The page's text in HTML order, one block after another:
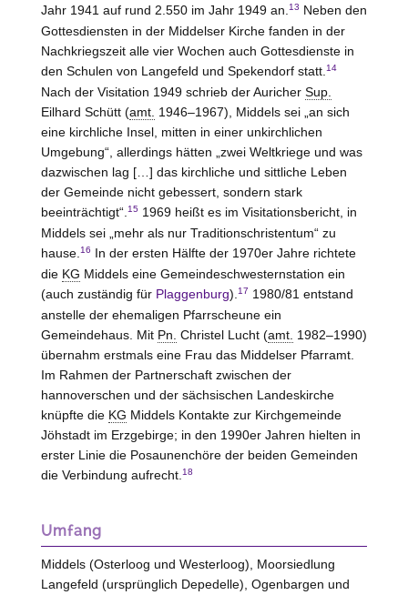
Jahr 1941 auf rund 2.550 im Jahr 1949 an.13 Neben den
Gottesdiensten in der Middelser Kirche fanden in der
Nachkriegszeit alle vier Wochen auch Gottesdienste in
den Schulen von Langefeld und Spekendorf statt.14
Nach der Visitation 1949 schrieb der Auricher Sup.
Eilhard Schütt (amt. 1946–1967), Middels sei „an sich
eine kirchliche Insel, mitten in einer unkirchlichen
Umgebung“, allerdings hätten „zwei Weltkriege und was
dazwischen lag […] das kirchliche und sittliche Leben
der Gemeinde nicht gebessert, sondern stark
beeinträchtigt“.151969 heißt es im Visitationsbericht, in
Middels sei „mehr als nur Traditionschristentum“ zu
hause.16 In der ersten Hälfte der 1970er Jahre richtete
die KG Middels eine Gemeindeschwesternstation ein
(auch zuständig für Plaggenburg).17 1980/81 entstand
anstelle der ehemaligen Pfarrscheune ein
Gemeindehaus. Mit Pn. Christel Lucht (amt. 1982–1990)
übernahm erstmals eine Frau das Middelser Pfarramt.
Im Rahmen der Partnerschaft zwischen der
hannoverschen und der sächsischen Landeskirche
knüpfte die KG Middels Kontakte zur Kirchgemeinde
Jöhstadt im Erzgebirge; in den 1990er Jahren hielten in
erster Linie die Posaunenchöre der beiden Gemeinden
die Verbindung aufrecht.18
Umfang
Middels (Osterloog und Westerloog), Moorsiedlung
Langefeld (ursprünglich Depedelle), Ogenbargen und